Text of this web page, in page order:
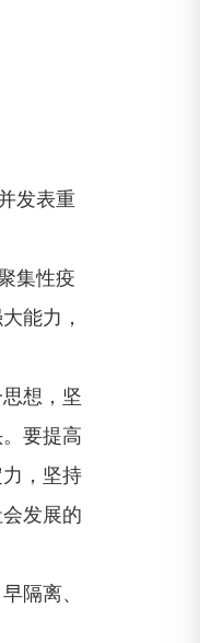
发表重
集性疫
能力，
想，坚
要提高
，坚持
发展的
隔离、